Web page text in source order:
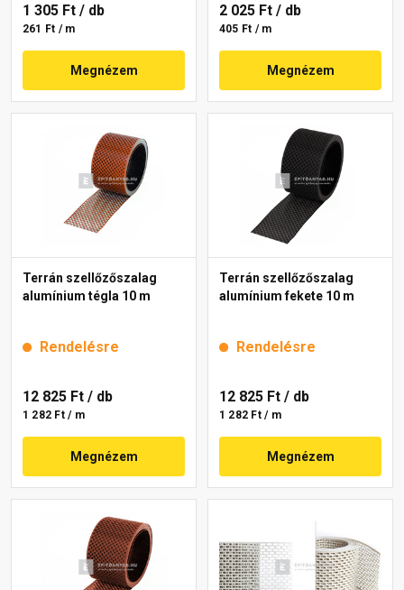
1 305 Ft / db
261 Ft / m
Megnézem
2 025 Ft / db
405 Ft / m
Megnézem
Terrán szellőzőszalag
alumínium tégla 10 m
Rendelésre
12 825 Ft / db
1 282 Ft / m
Megnézem
Terrán szellőzőszalag
alumínium fekete 10 m
Rendelésre
12 825 Ft / db
1 282 Ft / m
Megnézem